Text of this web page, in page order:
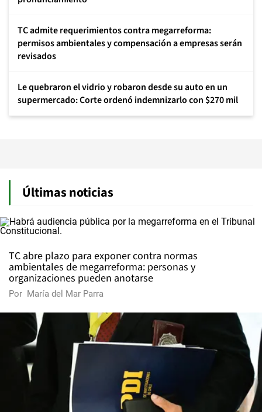
TC admite requerimientos contra megarreforma:
permisos ambientales y compensación a empresas serán
revisados
Le quebraron el vidrio y robaron desde su auto en un
supermercado: Corte ordenó indemnizarlo con $270 mil
Últimas noticias
TC abre plazo para exponer contra normas
ambientales de megarreforma: personas y
organizaciones pueden anotarse
Por María del Mar Parra